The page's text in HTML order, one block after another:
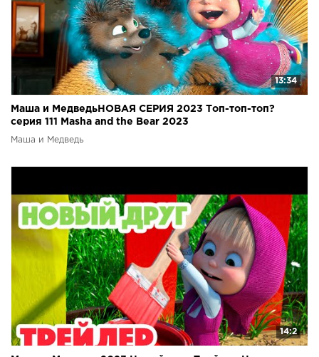
13:34
Маша и МедведьНОВАЯ СЕРИЯ 2023 Топ-топ-топ?
серия 111 Masha and the Bear 2023
Маша и Медведь
14:2